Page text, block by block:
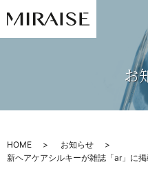
お
HOME
お知らせ
新ヘアケアシルキーが雑誌「ar」に